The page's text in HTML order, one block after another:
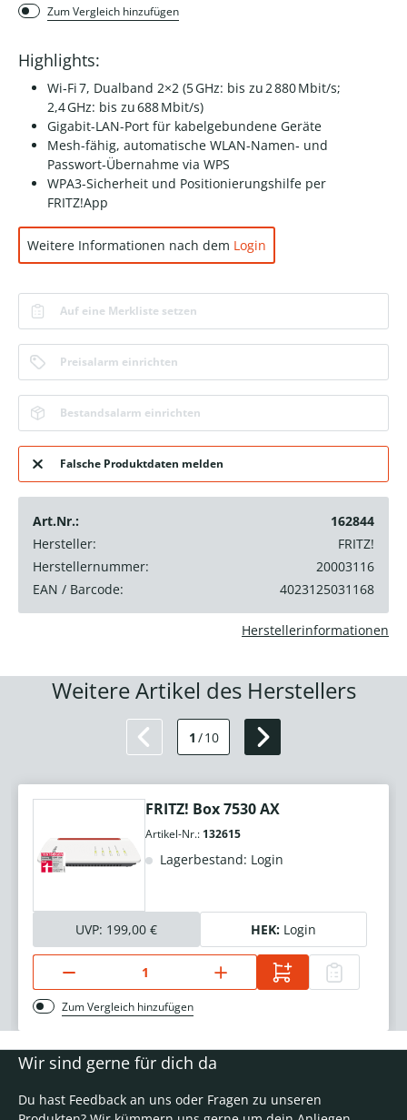
Zum Vergleich hinzufügen
Highlights:
Wi‑Fi 7, Dualband 2×2 (5 GHz: bis zu 2 880 Mbit/s;
2,4 GHz: bis zu 688 Mbit/s)
Gigabit-LAN-Port für kabelgebundene Geräte
Mesh-fähig, automatische WLAN-Namen‑ und
Passwort‑Übernahme via WPS
WPA3-Sicherheit und Positionierungshilfe per
FRITZ!App
Weitere Informationen nach dem Login
Auf eine Merkliste setzen
Preisalarm einrichten
Bestandsalarm einrichten
Falsche Produktdaten melden
Art.Nr.:
162844
Hersteller:
FRITZ!
Herstellernummer:
20003116
EAN / Barcode:
4023125031168
Herstellerinformationen
Weitere Artikel des Herstellers
1 /10
FRITZ! Box 7530 AX
Artikel-Nr.: 132615
Lagerbestand: Login
UVP: 199,00 € HEK: Login
Zum Vergleich hinzufügen
Wir sind gerne für dich da
Du hast Feedback an uns oder Fragen zu unseren